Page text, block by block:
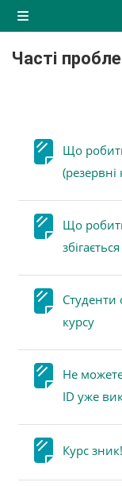
Перейти до
Бокова панель
Часті
Що
(резервні
Що
Студенти
курсу
Не
ID уже
Курс зник!